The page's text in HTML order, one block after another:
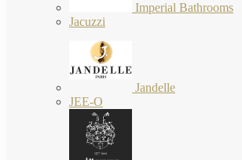
Imperial Bathrooms
Jacuzzi
Jandelle
JEE-O